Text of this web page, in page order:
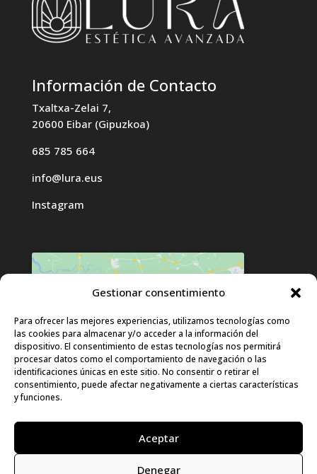
Gestionar consentimiento
Para ofrecer las mejores experiencias, utilizamos tecnologías como
las cookies para almacenar y/o acceder a la información del
dispositivo. El consentimiento de estas tecnologías nos permitirá
procesar datos como el comportamiento de navegación o las
identificaciones únicas en este sitio. No consentir o retirar el
consentimiento, puede afectar negativamente a ciertas características
y funciones.
Aceptar
Denegar
Información de Contacto
Txaltxa-Zelai 7,
20600 Eibar (Gipuzkoa)
685 785 664
info@lura.eus
Instagram
Haz clic para aceptar cookies de
marketing y permitir este contenido